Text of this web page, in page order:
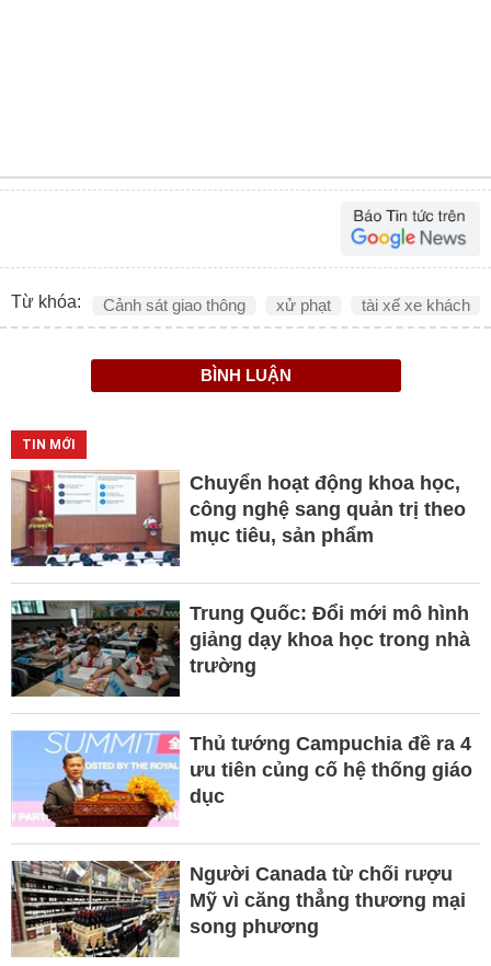
Từ khóa: Cảnh sát giao thông xử phạt tài xế xe khách
BÌNH LUẬN
TIN MỚI
Chuyển hoạt động khoa học,
công nghệ sang quản trị theo
mục tiêu, sản phẩm
Trung Quốc: Đổi mới mô hình
giảng dạy khoa học trong nhà
trường
Thủ tướng Campuchia đề ra 4
ưu tiên củng cố hệ thống giáo
dục
Người Canada từ chối rượu
Mỹ vì căng thẳng thương mại
song phương